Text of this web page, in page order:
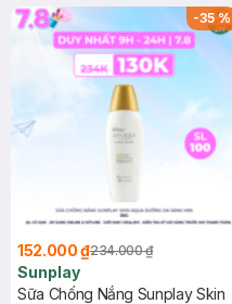
-35%
152.000 ₫234.000 ₫
Sunplay
Sữa Chống Nắng Sunplay Skin